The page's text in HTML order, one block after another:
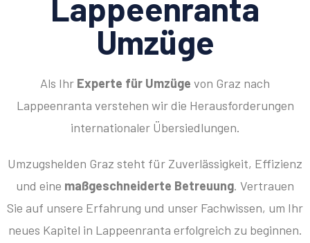
Lappeenranta
Umzüge
Als Ihr Experte für Umzüge von Graz nach
Lappeenranta verstehen wir die Herausforderungen
internationaler Übersiedlungen.
Umzugshelden Graz steht für Zuverlässigkeit, Effizienz
und eine maßgeschneiderte Betreuung. Vertrauen
Sie auf unsere Erfahrung und unser Fachwissen, um Ihr
neues Kapitel in Lappeenranta erfolgreich zu beginnen.